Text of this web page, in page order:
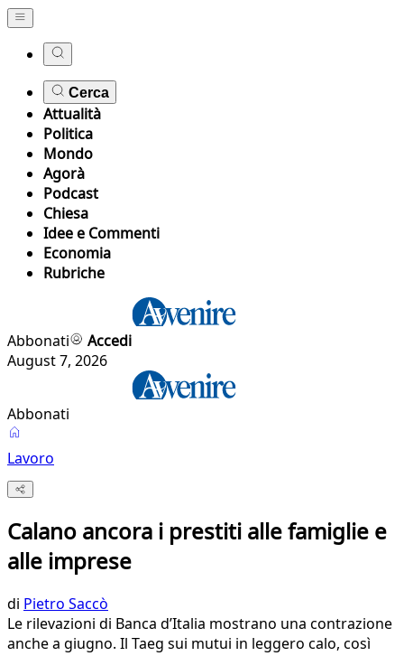
Cerca
Attualità
Politica
Mondo
Agorà
Podcast
Chiesa
Idee e Commenti
Economia
Rubriche
Abbonati
Accedi
August 7, 2026
Abbonati
Lavoro
Calano ancora i prestiti alle famiglie e
alle imprese
di Pietro Saccò
Le rilevazioni di Banca d’Italia mostrano una contrazione
anche a giugno. Il Taeg sui mutui in leggero calo, così